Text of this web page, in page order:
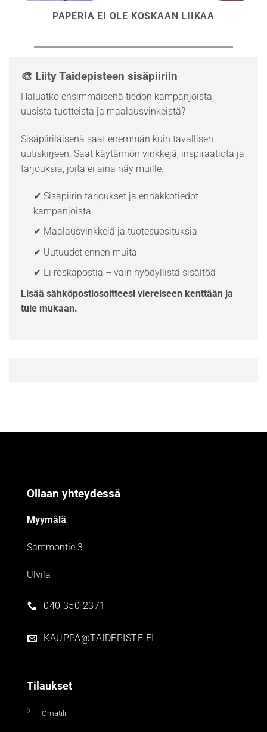
PAPERIA EI OLE KOSKAAN LIIKAA
🎨 Liity Taidepisteen sisäpiiriin
Haluatko ensimmäisenä tiedon kampanjoista,
uusista tuotteista ja maalausvinkeistä?
Sisäpiiriläisenä saat enemmän kuin tavallisen
uutiskirjeen. Saat käytännön vinkkejä, inspiraatiota ja
tarjouksia, joita ei aina näy muille.
✔ Sisäpiirin tarjoukset ja ennakkotiedot
kampanjoista
✔ Maalausvinkkejä ja tuotesuosituksia
✔ Uutuudet ennen muita
✔ Ei roskapostia – vain hyödyllistä sisältöä
Lisää sähköpostiosoitteesi viereiseen kenttään ja
tule mukaan.
Ollaan yhteydessä
Myymälä
Sammontie 3
Ulvila
040 350 2371
KAUPPA@TAIDEPISTE.FI
Tilaukset
Omatili